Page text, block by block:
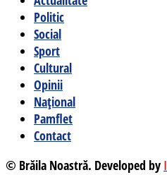
Politic
Social
Sport
Cultural
Opinii
Național
Pamflet
Contact
© Brăila Noastră. Developed by I